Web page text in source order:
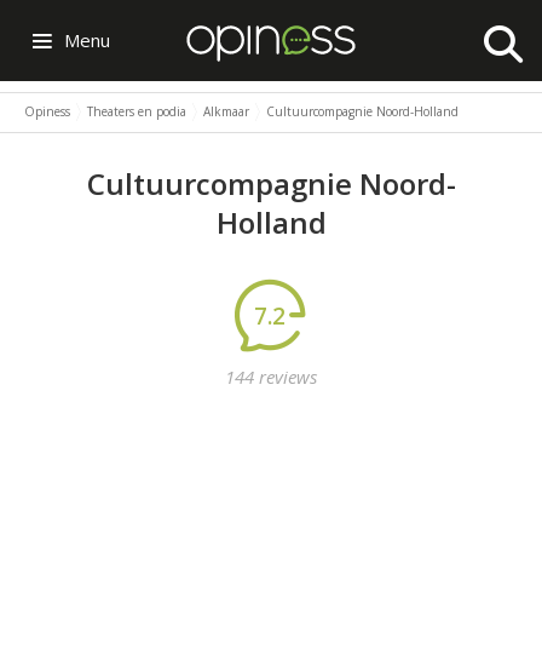
Menu
Opiness Theaters en podia Alkmaar Cultuurcompagnie Noord-Holland
Cultuurcompagnie Noord-
Holland
7.2
144 reviews